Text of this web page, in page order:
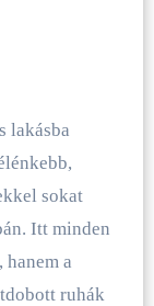
lakásba
sokat
Itt minden
a
ruhák